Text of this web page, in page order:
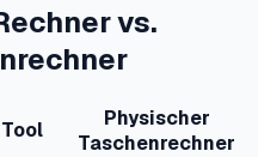
vs.
Physischer
Taschenrechner